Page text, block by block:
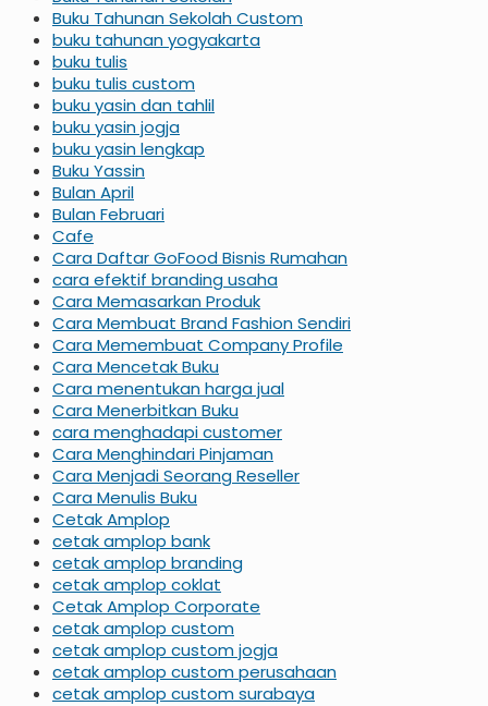
Buku Tahunan Sekolah Custom
buku tahunan yogyakarta
buku tulis
buku tulis custom
buku yasin dan tahlil
buku yasin jogja
buku yasin lengkap
Buku Yassin
Bulan April
Bulan Februari
Cafe
Cara Daftar GoFood Bisnis Rumahan
cara efektif branding usaha
Cara Memasarkan Produk
Cara Membuat Brand Fashion Sendiri
Cara Memembuat Company Profile
Cara Mencetak Buku
Cara menentukan harga jual
Cara Menerbitkan Buku
cara menghadapi customer
Cara Menghindari Pinjaman
Cara Menjadi Seorang Reseller
Cara Menulis Buku
Cetak Amplop
cetak amplop bank
cetak amplop branding
cetak amplop coklat
Cetak Amplop Corporate
cetak amplop custom
cetak amplop custom jogja
cetak amplop custom perusahaan
cetak amplop custom surabaya